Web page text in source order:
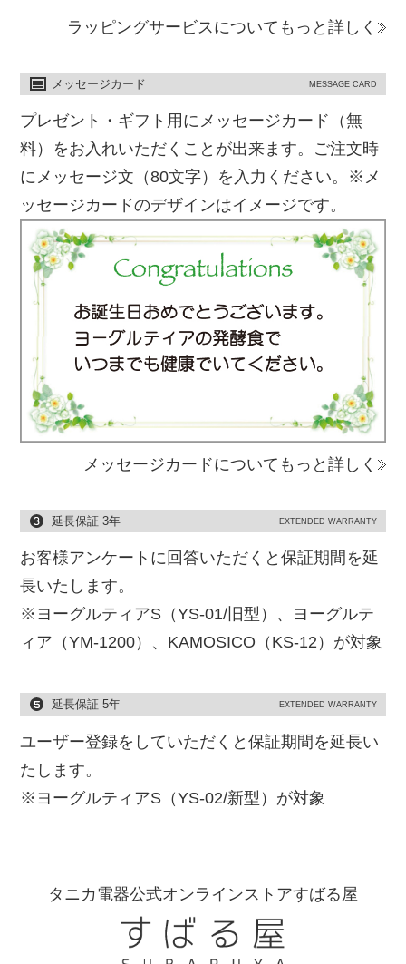
ラッピングサービスについてもっと詳しく
メッセージカード MESSAGE CARD
プレゼント・ギフト用にメッセージカード（無
料）をお入れいただくことが出来ます。ご注文時
にメッセージ文（80文字）を入力ください。※メ
ッセージカードのデザインはイメージです。
メッセージカードについてもっと詳しく
延長保証 3年 EXTENDED WARRANTY
お客様アンケートに回答いただくと保証期間を延
長いたします。
※ヨーグルティアS（YS-01/旧型）、ヨーグルテ
ィア（YM-1200）、KAMOSICO（KS-12）が対象
延長保証 5年 EXTENDED WARRANTY
ユーザー登録をしていただくと保証期間を延長い
たします。
※ヨーグルティアS（YS-02/新型）が対象
タニカ電器公式オンラインストアすばる屋